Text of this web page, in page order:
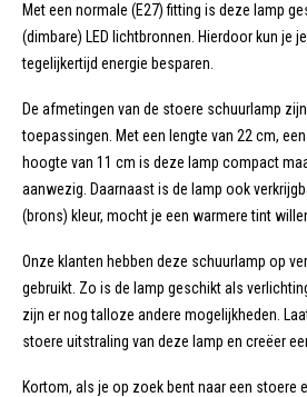
Met een normale (E27) fitting is deze lamp
(dimbare) LED lichtbronnen. Hierdoor kun je
tegelijkertijd energie besparen.
De afmetingen van de stoere schuurlamp
toepassingen. Met een lengte van 22 cm,
hoogte van 11 cm is deze lamp compact
aanwezig. Daarnaast is de lamp ook
(brons) kleur, mocht je een warmere tint
Onze klanten hebben deze schuurlamp op
gebruikt. Zo is de lamp geschikt als
zijn er nog talloze andere mogelijkheden.
stoere uitstraling van deze lamp en creëer
Kortom, als je op zoek bent naar een stoere